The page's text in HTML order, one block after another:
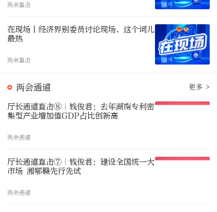
两会直击
在现场丨经济界别委员讨论现场，这个词儿
最热
两会直击
两会通道 更多 >
厅长通道直击⑧｜钱俊君：去年湖南专利密
集型产业增加值GDP占比创新高
两会通道
厅长通道直击⑦｜钱俊君：建设全国统一大
市场 湘鄂赣先行先试
两会通道